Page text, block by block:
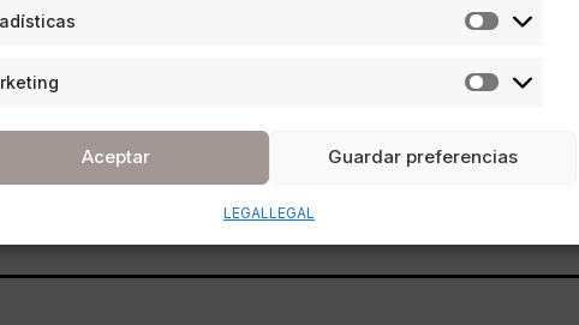
Aceptar Guardar preferencias
LEGAL LEGAL
Arquitectura y diseño
hinchable, 1960-1975’
2 MINUTOS DE LECTURA